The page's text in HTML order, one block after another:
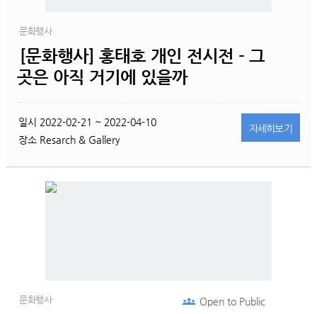
문화행사
[문화행사] 홍태호 개인 전시전 - 그
곳은 아직 거기에 있을까
일시 2022-02-21 ~ 2022-04-10
장소 Resarch & Gallery
자세히보기
문화행사 Open toPublic